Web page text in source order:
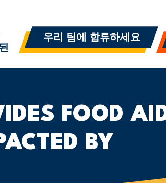
우리 팀에 합류하세요
FOOD
BY